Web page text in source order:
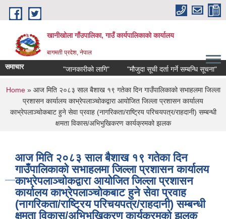
Skip to main content
खानीखोला गाँउपालिका, गाउँ कार्यपालिकाको कार्यालय
बागमती प्रदेश, नेपाल
समाचार "जानकारीको लागि" "मौजुदा सूची दर्ता गर्ने सम्बन्धि सूचना"
You are here
Home» आज मिति २०८३ साल बैशाख १९ गतेका दिन गाउँपालिकाको सभाहलमा जिल्ला
प्रशासन कार्यालय काभ्रेपलाञ्चोकद्वारा आयोजित जिल्ला प्रशासन कार्यालय
काभ्रेपलाञ्चोकबाट हुने सेवा प्रवाह (नागरिकता/राष्ट्रिय परिचयपत्र/राहदानी) सम्बन्धी
क्षमता विकास/अभिभुखिकरण कार्यक्रमको झलक
आज मिति २०८३ साल बैशाख १९ गतेका दिन
गाउँपालिकाको सभाहलमा जिल्ला प्रशासन कार्यालय
काभ्रेपलाञ्चोकद्वारा आयोजित जिल्ला प्रशासन
कार्यालय काभ्रेपलाञ्चोकबाट हुने सेवा प्रवाह
(नागरिकता/राष्ट्रिय परिचयपत्र/राहदानी) सम्बन्धी
क्षमता विकास/अभिभुखिकरण कार्यक्रमको झलक